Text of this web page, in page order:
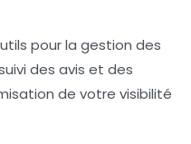
pour la gestion des
des avis et des
de votre visibilité